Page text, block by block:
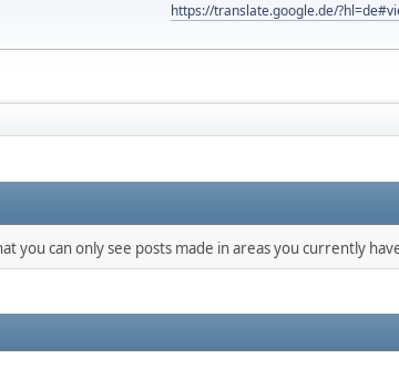
https://translate.google.de/
you can only see posts made in areas you currently